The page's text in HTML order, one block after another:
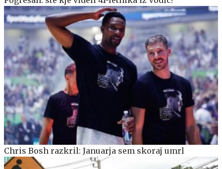
Chris Bosh razkril: Januarja sem skoraj umrl